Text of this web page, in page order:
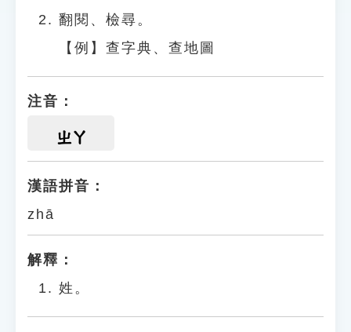
翻閱、檢尋。
【例】查字典、查地圖
注音：
ㄓㄚ
漢語拼音：
zhā
解釋：
姓。